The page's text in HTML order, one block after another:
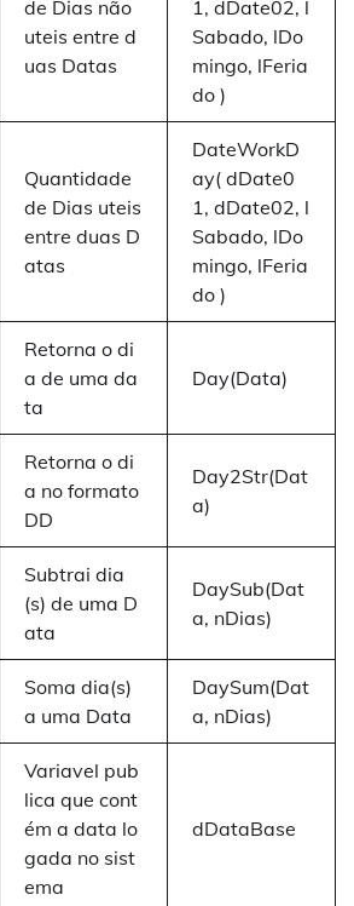
de Dias não
uteis entre d
uas Datas
1, dDate02, l
Sabado, lDo
mingo, lFeria
do )
Quantidade
de Dias uteis
entre duas D
atas
DateWorkD
ay( dDate0
1, dDate02, l
Sabado, lDo
mingo, lFeria
do )
Retorna o di
a de uma da
ta
Day(Data)
Retorna o di
a no formato
DD
Day2Str(Dat
a)
Subtrai dia
(s) de uma D
ata
DaySub(Dat
a, nDias)
Soma dia(s)
a uma Data
DaySum(Dat
a, nDias)
Variavel pub
lica que cont
ém a data lo
gada no sist
ema
dDataBase